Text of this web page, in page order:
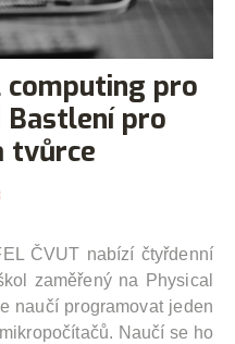
computing pro
pro
tvůrce
ČVUT nabízí čtyřdenní
zaměřený na Physical
naučí programovat jeden
Naučí se ho